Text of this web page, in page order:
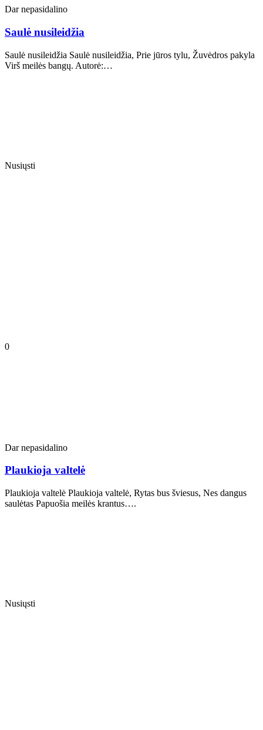
Dar nepasidalino
Saulė nusileidžia
Saulė nusileidžia Saulė nusileidžia, Prie jūros tylu, Žuvėdros pakyla
Virš meilės bangų. Autorė:…
Nusiųsti
0
Dar nepasidalino
Plaukioja valtelė
Plaukioja valtelė Plaukioja valtelė, Rytas bus šviesus, Nes dangus
saulėtas Papuošia meilės krantus….
Nusiųsti